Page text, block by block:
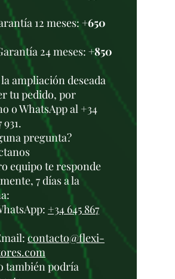
12 meses:+650
24 meses: +850
ampliación deseada
tu pedido, por
o WhatsApp al +34
931.
pregunta?
equipo te responde
7 días a la
+34 645 867
contacto@flexi-
también podría